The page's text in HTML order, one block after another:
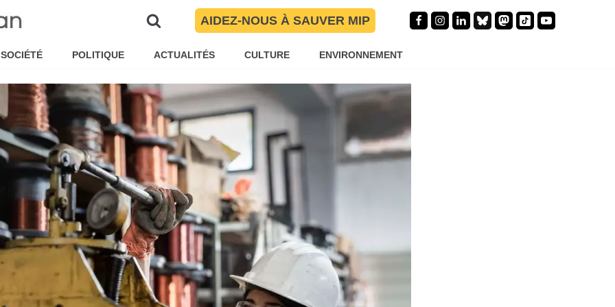
AIDEZ-NOUS À SAUVER MIP
SOCIÉTÉ POLITIQUE ACTUALITÉS CULTURE ENVIRONNEMENT
ralentissement de l’activité et stagnation
au 2e trimestre 2023
Pauline Garnier Société